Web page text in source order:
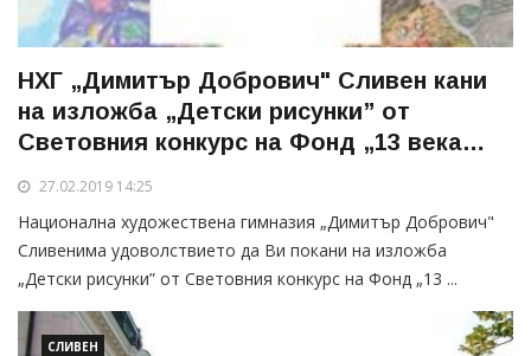
НХГ „Димитър Добрович" Сливен кани
на изложба „Детски рисунки” от
Световния конкурс на Фонд „13 века
27.02.2019 14:25
Национална художествена гимназия „Димитър Добрович"
Сливенима удоволствието да Ви покани на изложба
„Детски рисунки” от Световния конкурс на Фонд „13 ...
СЛИВЕН